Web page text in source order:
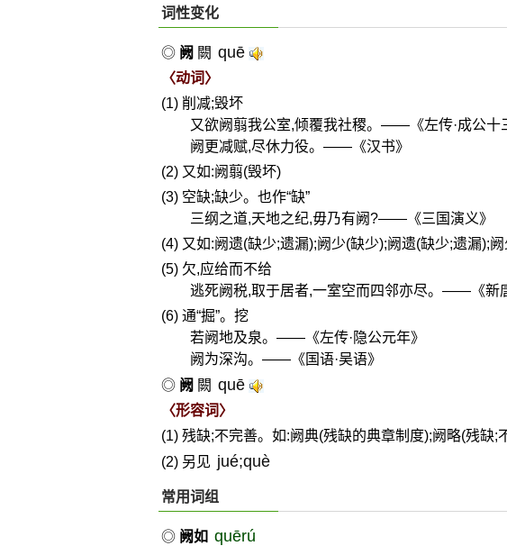
词性变化
◎ 阙 闕 quē
〈动词〉
(1) 削减;毁坏
又欲阙翦我公室,倾覆我社稷。——《左传·成公十
阙更减赋,尽休力役。——《汉书》
(2) 又如:阙翦(毁坏)
(3) 空缺;缺少。也作“缺”
三纲之道,天地之纪,毋乃有阙?——《三国演义》
(4) 又如:阙遗(缺少;遗漏);阙少(缺少);阙遗(缺少;遗漏);
(5) 欠,应给而不给
逃死阙税,取于居者,一室空而四邻亦尽。——《新
(6) 通“掘”。挖
若阙地及泉。——《左传·隐公元年》
阙为深沟。——《国语·吴语》
◎ 阙 闕 quē
〈形容词〉
(1) 残缺;不完善。如:阙典(残缺的典章制度);阙略(残缺;
(2) 另见 jué;què
常用词组
◎ 阙如 quērú